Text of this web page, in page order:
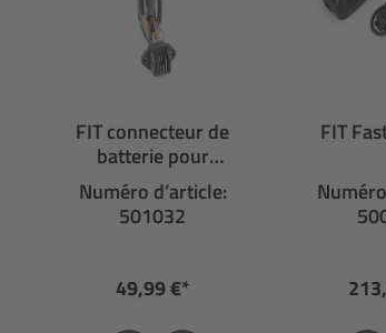
FIT connecteur de
batterie pour
Panasonic GX avec
connexion pour
batterie
Numéro d’article:
501032
49,99 €*
FIT